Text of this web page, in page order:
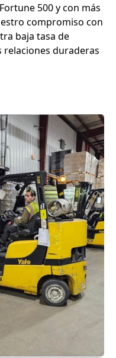
500 y con más
compromiso con
baja tasa de
relaciones duraderas